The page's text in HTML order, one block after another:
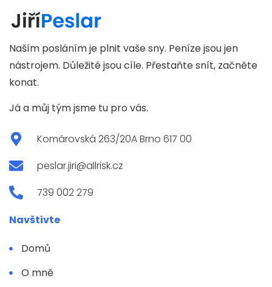
Naším posláním je plnit vaše sny. Peníze jsou jen
nástrojem. Důležité jsou cíle. Přestaňte snít, začněte
konat.
Já a můj tým jsme tu pro vás.
Komárovská 263/20A Brno 617 00
peslar.jiri@allrisk.cz
739 002 279
Navštivte
Domů
O mně